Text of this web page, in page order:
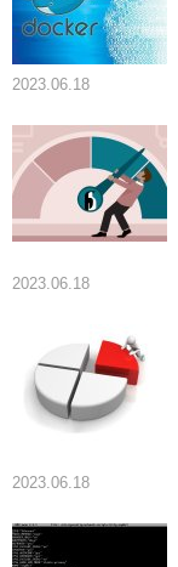
2023.06.18
2023.06.18
2023.06.18